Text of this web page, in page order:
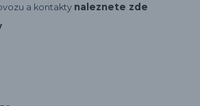
a kontakty naleznete zde